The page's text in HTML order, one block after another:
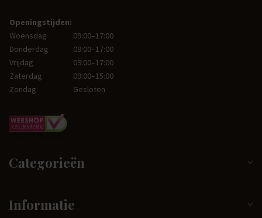
Openingstijden:
Woensdag
09:00–17:00
Donderdag
09:00–17:00
Vrijdag
09:00–17:00
Zaterdag
09:00–15:00
Zondag
Gesloten
Categorieën
Informatie